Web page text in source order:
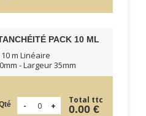
PACK 10 ML
m Linéaire
- Largeur 35mm
Total ttc
0.00 €